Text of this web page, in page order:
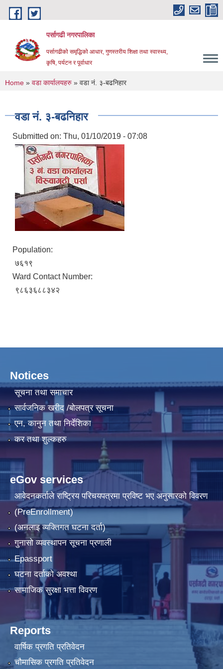
Skip to main content
पर्सागढी नगरपालिका
पर्सागढीको समृद्धिको आधार, गुणस्तरीय शिक्षा तथा स्वास्थ्य,
कृषि, पर्यटन र पूर्वाधार
You are here
Home » वडा कार्यालयहरु » वडा नं. ३-बढनिहार
वडा नं. ३-बढनिहार
Submitted on: Thu, 01/10/2019 - 07:08
Population:
७६१९
Ward Contact Number:
९८६३६८८३४२
Notices
सूचना तथा समाचार
सार्वजनिक खरीद /बोलपत्र सूचना
एन, कानुन तथा निर्देशिका
कर तथा शुल्कहरु
eGov services
आवेदनकर्ताले राष्‍ट्रिय परिचयपत्रमा प्रविष्ट भए अनुसारको विवरण
(PreEnrollment)
(अनलाइ व्यक्तिगत घटना दर्ता)
गुनासो व्यवस्थापन सूचना प्रणाली
Epassport
घटना दर्ताको अवश्था
सामाजिक सुरक्षा भत्ता विवरण
Reports
वार्षिक प्रगति प्रतिवेदन
चौमासिक प्रगति प्रतिवेदन